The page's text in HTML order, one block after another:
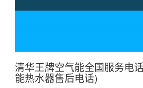
清华王牌空气能全国服务电
能热水器售后电话)